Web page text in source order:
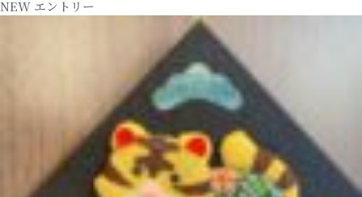
NEW エントリー